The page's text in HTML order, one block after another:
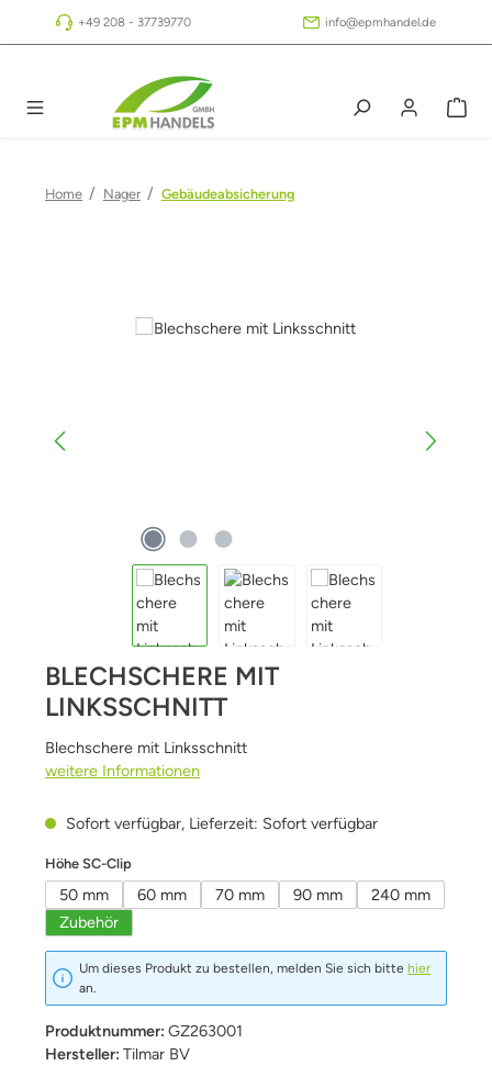
Zum Hauptinhalt springen
+49 208 - 37739770 info@epmhandel.de
Home / Nager / Gebäudeabsicherung
Bildergalerie überspringen
BLECHSCHERE MIT
LINKSSCHNITT
Blechschere mit Linksschnitt
weitere Informationen
Sofort verfügbar, Lieferzeit: Sofort verfügbar
Höhe SC-Clipauswählen
50 mm 60 mm 70 mm 90 mm
240 mm
Zubehör
Um dieses Produkt zu bestellen, melden Sie sich bitte hier
an.
Produktnummer: GZ263001
Hersteller: Tilmar BV